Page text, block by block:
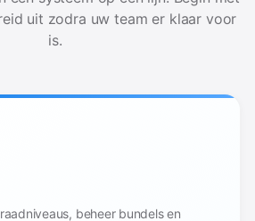
uit zodra uw team er klaar voor
is.
beheer bundels en